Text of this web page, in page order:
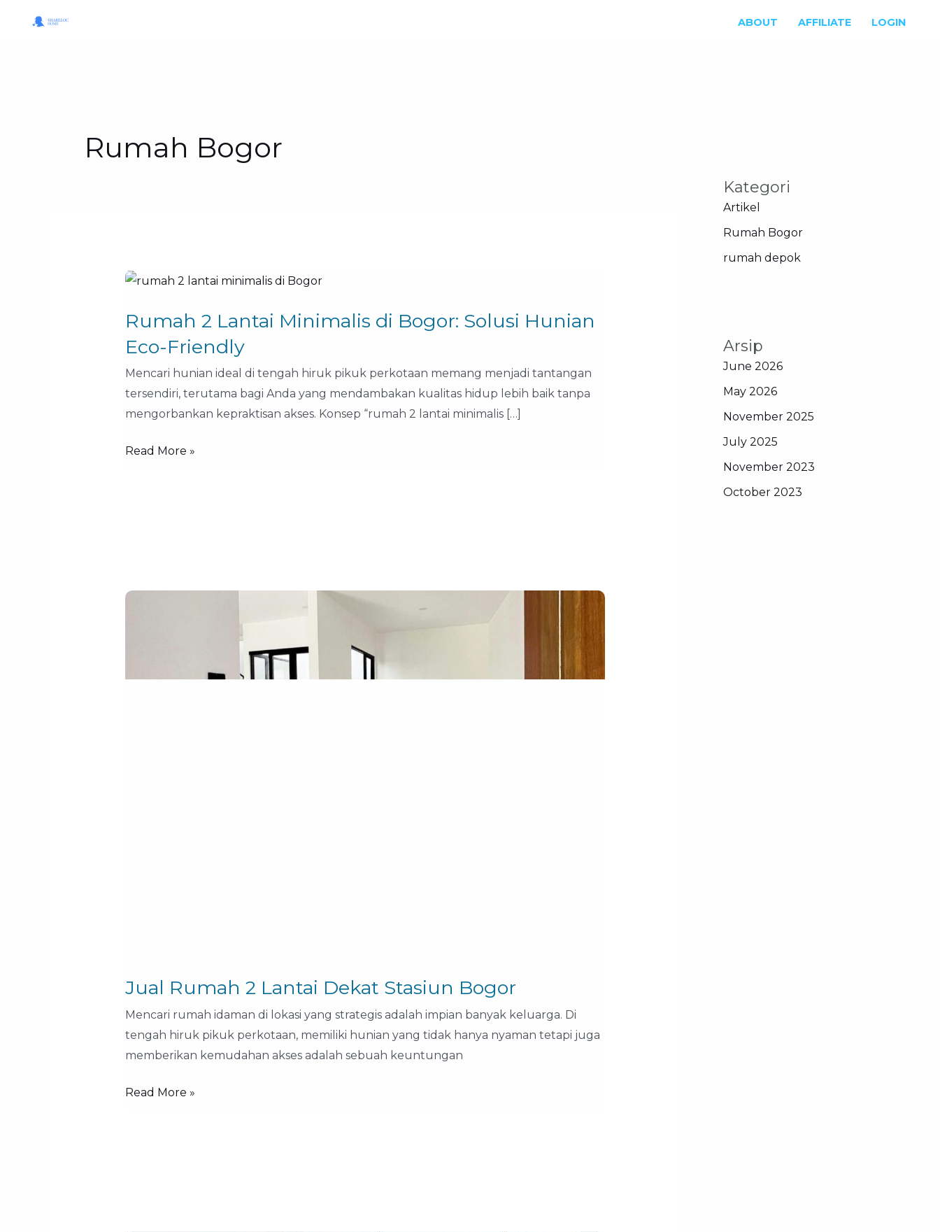
ABOUT AFFILIATE LOGIN
Rumah Bogor
Rumah 2 Lantai Minimalis di Bogor: Solusi Hunian
Eco-Friendly
Mencari hunian ideal di tengah hiruk pikuk perkotaan memang menjadi tantangan
tersendiri, terutama bagi Anda yang mendambakan kualitas hidup lebih baik tanpa
mengorbankan kepraktisan akses. Konsep “rumah 2 lantai minimalis […]
Rumah
Lantai
Minimalis
Bogor:
Solusi
Hunian
Read More »
Jual Rumah 2 Lantai Dekat Stasiun Bogor
Mencari rumah idaman di lokasi yang strategis adalah impian banyak keluarga. Di
tengah hiruk pikuk perkotaan, memiliki hunian yang tidak hanya nyaman tetapi juga
memberikan kemudahan akses adalah sebuah keuntungan
Jual
Dekat
Read More »
Kategori
Artikel
Rumah Bogor
rumah depok
Arsip
June 2026
May 2026
November 2025
July 2025
November 2023
October 2023